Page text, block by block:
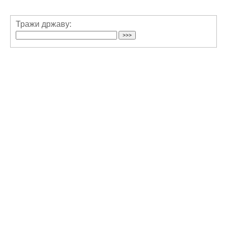
Тражи државу: